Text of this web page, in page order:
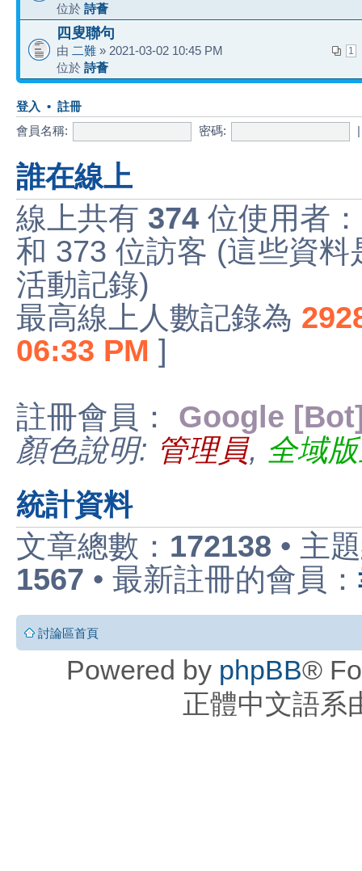
位於 詩薈
四叟聯句
1
由 二難 » 2021-03-02 10:45 PM
位於 詩薈
登入 • 註冊
會員名稱: 密碼:
誰在線上
線上共有 374 位使用者
和 373 位訪客 (這些資
活動記錄)
最高線上人數記錄為
06:33 PM ]
註冊會員： Google
顏色說明: 管理員, 全域
統計資料
文章總數： 172138 • 主
1567 • 最新註冊的會員：
討論區首頁
Powered by phpBB®
正體中文語系